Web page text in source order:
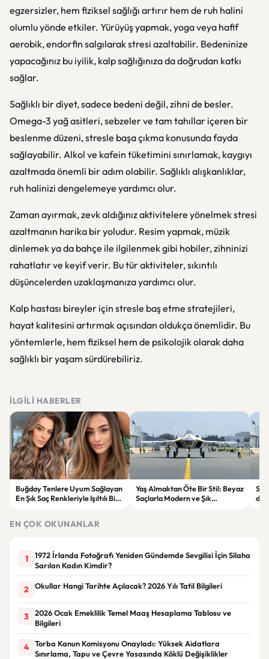
egzersizler, hem fiziksel sağlığı artırır hem de ruh halini
olumlu yönde etkiler. Yürüyüş yapmak, yoga veya hafif
aerobik, endorfin salgılarak stresi azaltabilir. Bedeninize
yapacağınız bu iyilik, kalp sağlığınıza da doğrudan katkı
sağlar.
Sağlıklı bir diyet, sadece bedeni değil, zihni de besler.
Omega-3 yağ asitleri, sebzeler ve tam tahıllar içeren bir
beslenme düzeni, stresle başa çıkma konusunda fayda
sağlayabilir. Alkol ve kafein tüketimini sınırlamak, kaygıyı
azaltmada önemli bir adım olabilir. Sağlıklı alışkanlıklar,
ruh halinizi dengelemeye yardımcı olur.
Zaman ayırmak, zevk aldığınız aktivitelere yönelmek stresi
azaltmanın harika bir yoludur. Resim yapmak, müzik
dinlemek ya da bahçe ile ilgilenmek gibi hobiler, zihninizi
rahatlatır ve keyif verir. Bu tür aktiviteler, sıkıntılı
düşüncelerden uzaklaşmanıza yardımcı olur.
Kalp hastası bireyler için stresle baş etme stratejileri,
hayat kalitesini artırmak açısından oldukça önemlidir. Bu
yöntemlerle, hem fiziksel hem de psikolojik olarak daha
sağlıklı bir yaşam sürdürebiliriz.
İLGILI HABERLER
Buğday Tenlere Uyum Sağlayan
En Şık Saç Renkleriyle Işıltılı Bir
Yaş Almaktan Öte Bir Stil: Beyaz
Saçlarla Modern ve Şık
EN ÇOK OKUNANLAR
1
1972 İrlanda Fotoğrafı Yeniden Gündemde Sevgilisi İçin Silaha
Sarılan Kadın Kimdir?
2 Okullar Hangi Tarihte Açılacak? 2026 Yılı Tatil Bilgileri
3
2026 Ocak Emeklilik Temel Maaş Hesaplama Tablosu ve
Bilgileri
4
Torba Kanun Komisyonu Onayladı: Yüksek Aidatlara
Sınırlama, Tapu ve Çevre Yasasında Köklü Değişiklikler